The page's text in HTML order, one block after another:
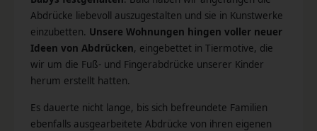
Abdrücke liebevoll auszugestalten und sie in Kunstwerke
einzubetten. Unsere Wohnungen hingen voller neuer
Ideen von Abdrücken, eingebettet in Tiermotive, die
wir um die Fuß- und Fingerabdrücke unserer Kinder
herum erstellt hatten.
Es dauerte nicht lange, bis sich befreundete Familien
ebenfalls ausgearbeitete Abdrücke von ihren eigenen